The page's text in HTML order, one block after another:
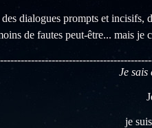
des dialogues prompts et incisifs,
de fautes peut-être... mais
Je sais
je